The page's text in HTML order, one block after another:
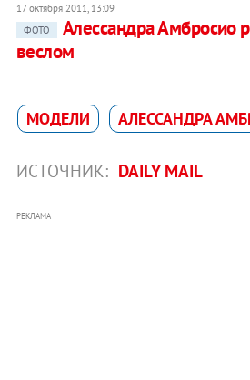
17 октября 2011, 13:09
ФОТО
Алессандра Амбросио
веслом
МОДЕЛИ АЛЕССАНДРА
ИСТОЧНИК: DAILY MAIL
РЕКЛАМА